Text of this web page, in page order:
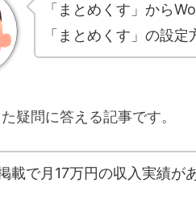
「まとめくす」から
「まとめくす」の設
疑問に答える記事です。
載で月17万円の収入実績が